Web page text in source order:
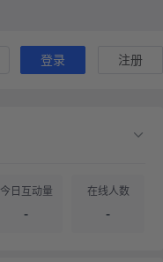
登录 注册
今日互动量
-
在线人数
-